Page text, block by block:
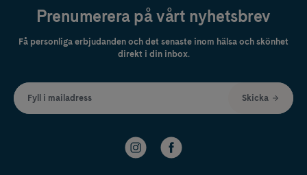
Prenumerera på vårt nyhetsbrev
Få personliga erbjudanden och det senaste inom hälsa och skönhet
direkt i din inbox.
Fyll i mailadress Skicka